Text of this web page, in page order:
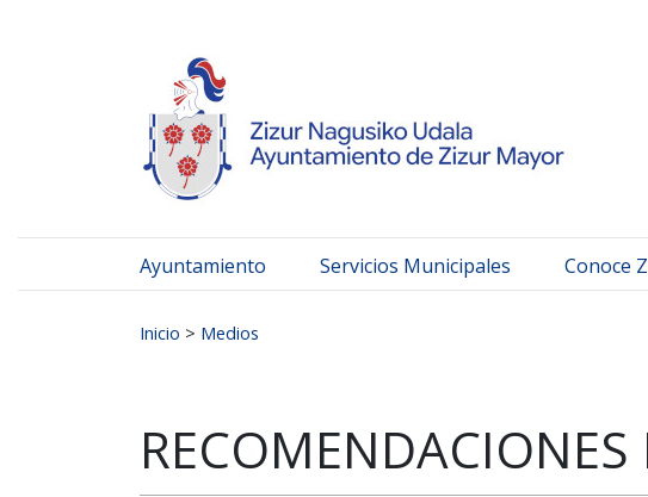
Ayuntamiento Servicios Municipales Conoce
Inicio > Medios